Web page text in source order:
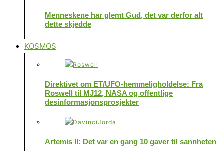
Menneskene har glemt Gud, det var derfor alt
dette skjedde
KOSMOS
Direktivet om ET/UFO-hemmeligholdelse: Fra
Roswell til MJ12, NASA og offentlige
desinformasjonsprosjekter
Artemis II: Det var en gang 10 gaver til sannheten